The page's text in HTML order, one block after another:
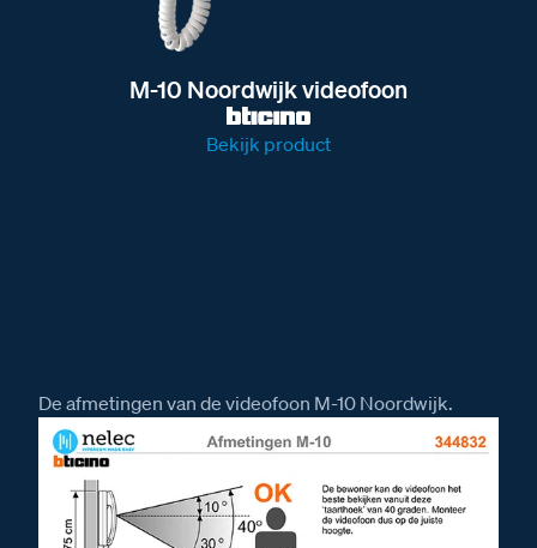
M-10 Noordwijk videofoon
Bekijk product
De afmetingen van de videofoon M-10 Noordwijk.